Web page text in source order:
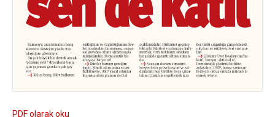
PDF olarak oku